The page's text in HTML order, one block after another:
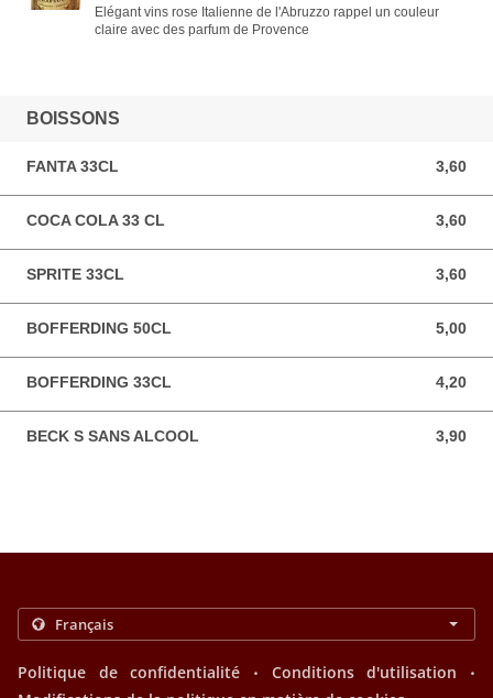
Elégant vins rose Italienne de l'Abruzzo rappel un couleur
claire avec des parfum de Provence
BOISSONS
FANTA 33CL 3,60
3,60 EUR
COCA COLA 33 CL 3,60
3,60 EUR
SPRITE 33CL 3,60
3,60 EUR
BOFFERDING 50CL 5,00
5,00 EUR
BOFFERDING 33CL 4,20
4,20 EUR
BECK S SANS ALCOOL 3,90
3,90 EUR
Politique de confidentialité . Conditions d'utilisation .